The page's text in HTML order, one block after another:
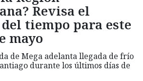
Revisa el
tiempo para este
mayo
de Mega adelanta llegada de frío
durante los últimos días de